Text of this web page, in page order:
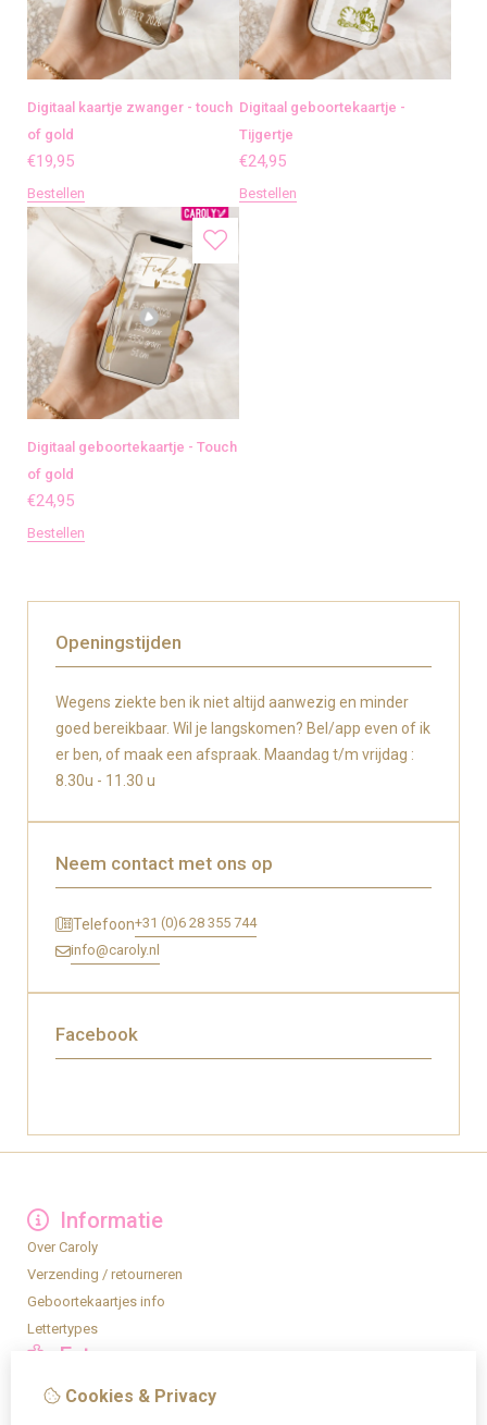
Digitaal kaartje zwanger - touch
of gold
€19,95
Bestellen
Digitaal geboortekaartje -
Tijgertje
€24,95
Bestellen
Digitaal geboortekaartje - Touch
of gold
€24,95
Bestellen
Openingstijden
Wegens ziekte ben ik niet altijd aanwezig en minder
goed bereikbaar. Wil je langskomen? Bel/app even of ik
er ben, of maak een afspraak. Maandag t/m vrijdag :
8.30u - 11.30 u
Neem contact met ons op
Telefoon+31 (0)6 28 355 744
info@caroly.nl
Facebook
Informatie
Over Caroly
Verzending / retourneren
Geboortekaartjes info
Lettertypes
Extra
Algemene voorwaarden
Cookies & Privacy